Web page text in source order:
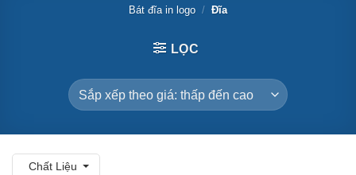
Bát đĩa in logo / Đĩa
LỌC
Chất Liệu